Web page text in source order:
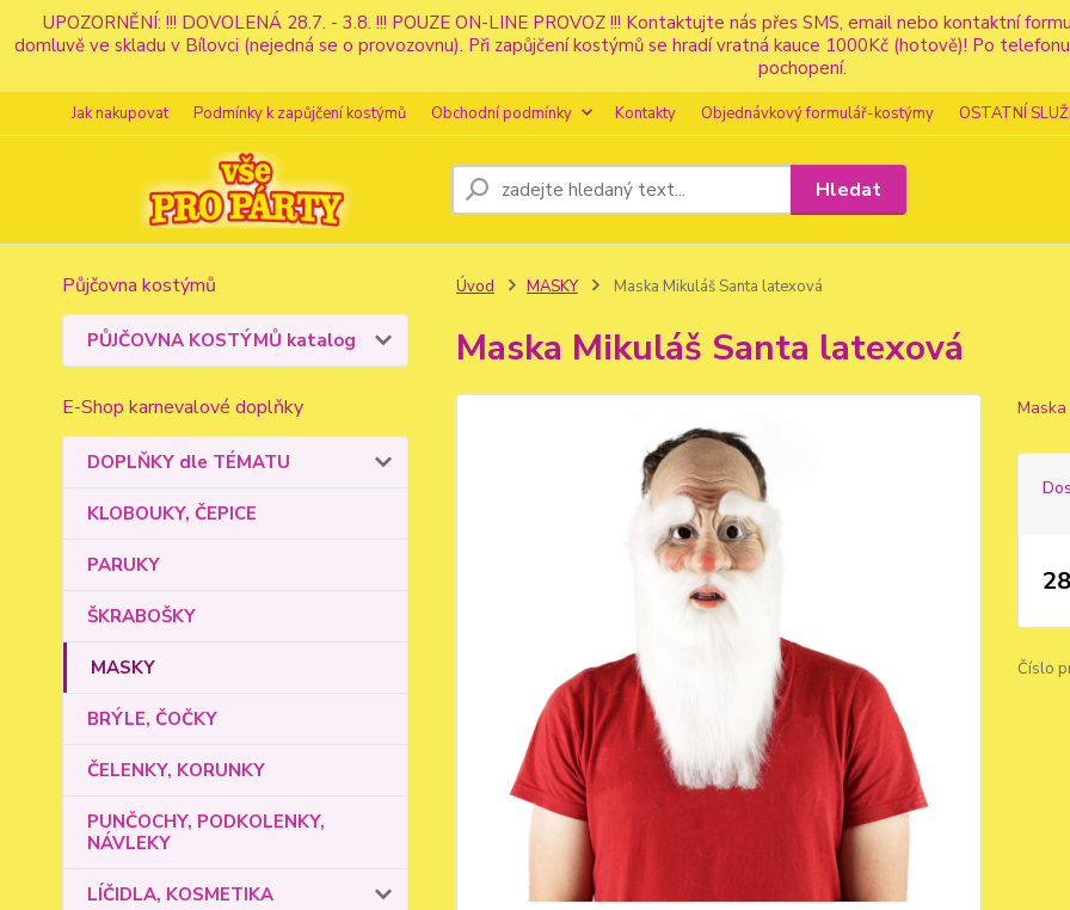
UPOZORNĚNÍ: !!! DOVOLENÁ 28.7. - 3.8. !!! POUZE ON-LINE PROVOZ !!! Kontaktujte nás přes SMS, email nebo kontaktní
domluvě ve skladu v Bílovci (nejedná se o provozovnu). Při zapůjčení kostýmů se hradí vratná kauce 1000Kč (hotově)! Po
pochopení.
Jak nakupovat Podmínky k zapůjčení kostýmů Obchodní podmínky Kontakty Objednávkový formulář-kostýmy OSTATNÍ
Hledat
Půjčovna kostýmů
PŮJČOVNA KOSTÝMŮ katalog
E-Shop karnevalové doplňky
DOPLŇKY dle TÉMATU
KLOBOUKY, ČEPICE
PARUKY
ŠKRABOŠKY
MASKY
BRÝLE, ČOČKY
ČELENKY, KORUNKY
PUNČOCHY, PODKOLENKY,
NÁVLEKY
LÍČIDLA, KOSMETIKA
Úvod MASKY Maska Mikuláš Santa latexová
Maska Mikuláš Santa latexová
Číslo